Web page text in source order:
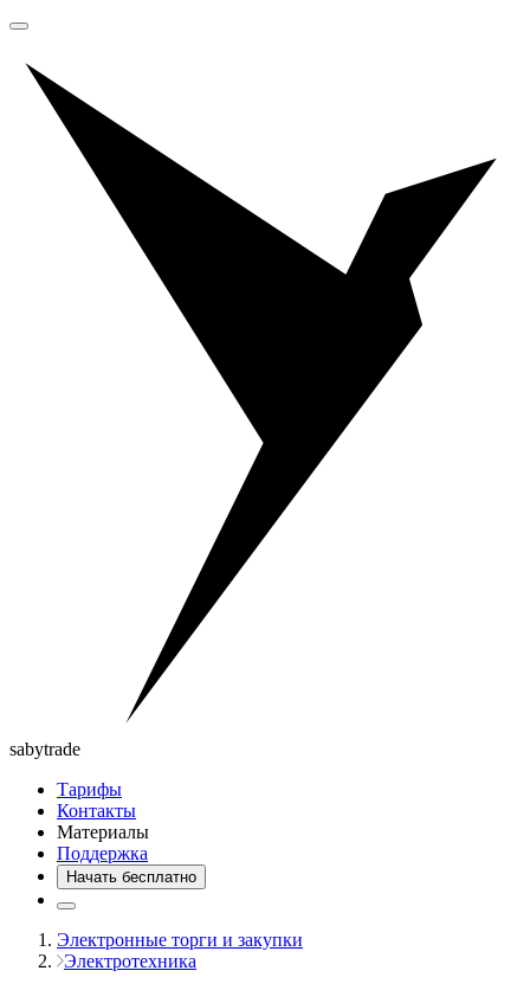
sabytrade
Тарифы
Контакты
Материалы
Поддержка
Начать бесплатно
Электронные торги и закупки
Электротехника